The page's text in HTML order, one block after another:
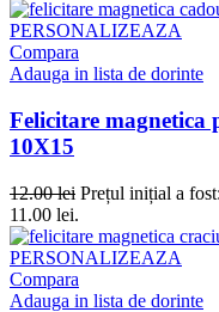
PERSONALIZEAZA
Compara
Adauga in lista de dorinte
Felicitare magnetica
10X15
12.00lei Prețul inițial a
11.00 lei.
PERSONALIZEAZA
Compara
Adauga in lista de dorinte